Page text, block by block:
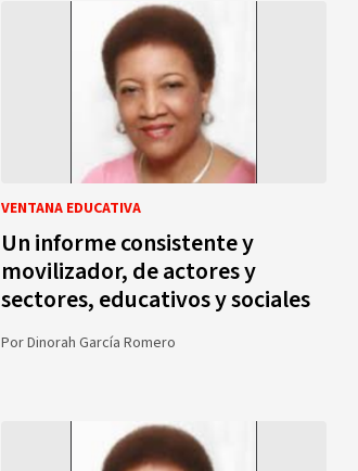
VENTANA EDUCATIVA
Un informe consistente y
movilizador, de actores y
sectores, educativos y sociales
PorDinorah García Romero